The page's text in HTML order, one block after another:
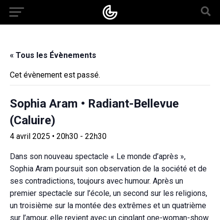
« Tous les Évènements
Cet évènement est passé.
Sophia Aram • Radiant-Bellevue
(Caluire)
4 avril 2025 • 20h30 - 22h30
Dans son nouveau spectacle « Le monde d’après »,
Sophia Aram poursuit son observation de la société et de
ses contradictions, toujours avec humour. Après un
premier spectacle sur l’école, un second sur les religions,
un troisième sur la montée des extrêmes et un quatrième
sur l’amour, elle revient avec un cinglant one-woman-show.